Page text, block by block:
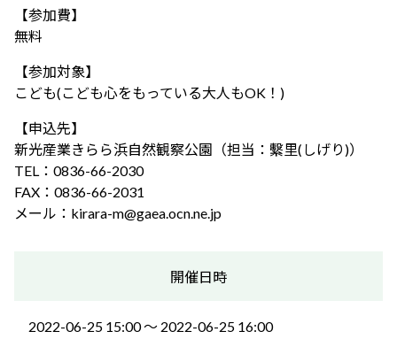
【参加費】
無料
【参加対象】
こども(こども心をもっている大人もOK！)
【申込先】
新光産業きらら浜自然観察公園（担当：繫里(しげり)）
TEL：0836-66-2030
FAX：0836-66-2031
メール：kirara-m@gaea.ocn.ne.jp
開催日時
2022-06-25 15:00 〜 2022-06-25 16:00